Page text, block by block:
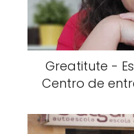
Greatitute -
Centro de